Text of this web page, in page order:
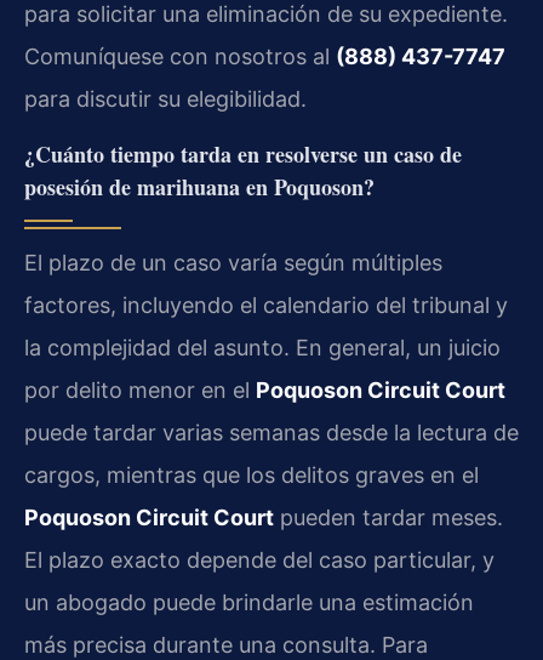
para solicitar una eliminación de su expediente.
Comuníquese con nosotros al (888) 437-7747
para discutir su elegibilidad.
¿Cuánto tiempo tarda en resolverse un caso de
posesión de marihuana en Poquoson?
El plazo de un caso varía según múltiples
factores, incluyendo el calendario del tribunal y
la complejidad del asunto. En general, un juicio
por delito menor en el Poquoson Circuit Court
puede tardar varias semanas desde la lectura de
cargos, mientras que los delitos graves en el
Poquoson Circuit Court pueden tardar meses.
El plazo exacto depende del caso particular, y
un abogado puede brindarle una estimación
más precisa durante una consulta. Para